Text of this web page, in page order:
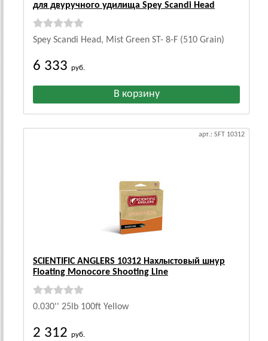
для двуручного удилища Spey Scandi Head
Spey Scandi Head, Mist Green ST- 8-F (510 Grain)
6 333 руб.
арт.: SFT 10312
SCIENTIFIC ANGLERS 10312 Нахлыстовый шнур
Floating Monocore Shooting Line
0.030'' 25lb 100ft Yellow
2 312 руб.